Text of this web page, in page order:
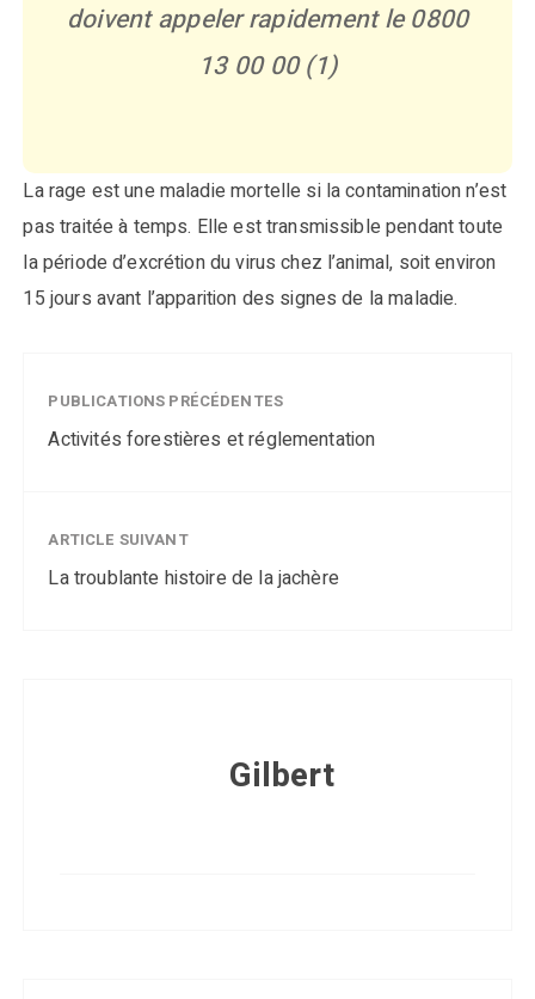
doivent appeler rapidement le 0800
13 00 00 (1)
La rage est une maladie mortelle si la contamination n’est
pas traitée à temps. Elle est transmissible pendant toute
la période d’excrétion du virus chez l’animal, soit environ
15 jours avant l’apparition des signes de la maladie.
PUBLICATIONS PRÉCÉDENTES
Activités forestières et réglementation
ARTICLE SUIVANT
La troublante histoire de la jachère
Gilbert